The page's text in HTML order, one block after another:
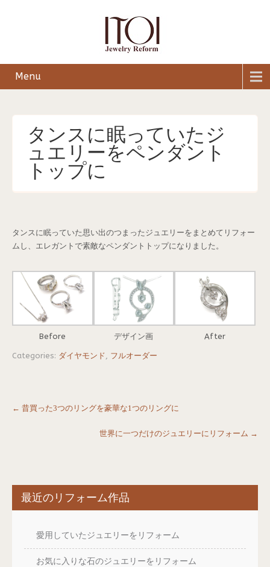
Menu
タンスに眠っていたジ
ュエリーをペンダント
トップに
タンスに眠っていた思い出のつまったジュエリーをまとめてリフォー
ムし、エレガントで素敵なペンダントトップになりました。
Before デザイン画 After
Categories: ダイヤモンド, フルオーダー
Post
navigation
← 昔買った3つのリングを豪華な1つのリングに
世界に一つだけのジュエリーにリフォーム →
最近のリフォーム作品
愛用していたジュエリーをリフォーム
お気に入りな石のジュエリーをリフォーム